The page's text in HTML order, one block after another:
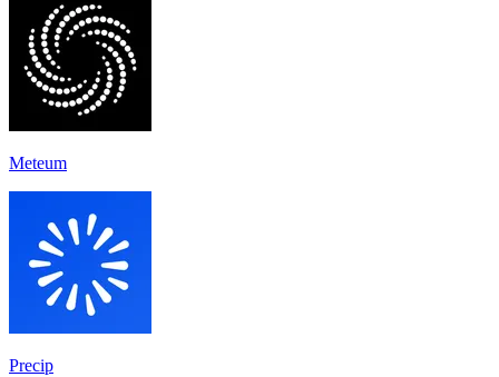
Meteum
Precip